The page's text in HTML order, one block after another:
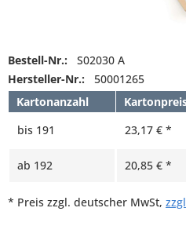
Bestell-Nr.:
S02030 A
Hersteller-Nr.:
50001265
Kartonanzahl
bis 191 23,17 € *
ab 192 20,85 € *
* Preis zzgl. deutscher MwSt,